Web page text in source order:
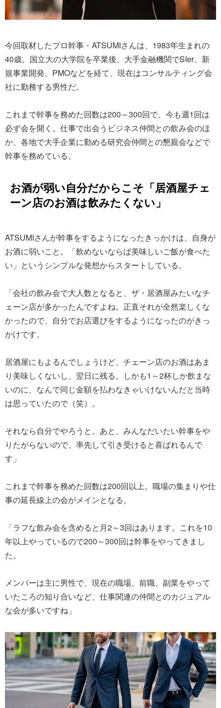
今回取材したプロ幹事・ATSUMIさんは、1983年生まれの
40歳。国立大の大学院を卒業後、大手金融機関でSIer、新
規事業開発、PMOなどを経て、現在はコンサルティング会
社に勤務する男性だ。
これまで幹事を務めた回数は200～300回で、今も週1回は
必ず会を開く。仕事で出会うビジネス仲間との飲み会のほ
か、各地で大手企業に勤める研究会仲間との懇親会などで
幹事を務めている。
お酒が弱い自分だからこそ「居酒屋チェ
ーン店のお酒は飲みたくない」
ATSUMIさんが幹事をするようになったきっかけは、自身が
お酒に弱いこと。「飲めないならば美味しいご飯が食べた
い」というシンプルな発想からスタートしている。
「会社の飲み会で大人数となると、ザ・居酒屋みたいなチ
ェーン店が多かったんですよね。正直それが全然楽しくな
かったので、自分でお店選びをするようになったのがきっ
かけです。
居酒屋にもよるんでしょうけど、チェーン店のお酒はあま
り美味しくないし、翌日に残る。しかも1～2杯しか飲まな
いのに、なんで同じ金額を払わなきゃいけないんだと当時
は思っていたので（笑）。
それなら自分でやろうと。あと、みんなだいたい幹事をや
りたがらないので、率先して引き受けると喜ばれるんで
す」
これまで幹事を務めた回数は200回以上。職場の集まりや仕
事の延長線上の会がメインとなる。
「ラフな飲み会を含めると月2～3回はあります。これを10
年以上やっているので200～300回は幹事をやってきまし
た。
メンバーは主に男性で、現在の職場、前職、副業をやって
いたころの知り合いなど、仕事関連の仲間とのカジュアル
な会が多いですね」